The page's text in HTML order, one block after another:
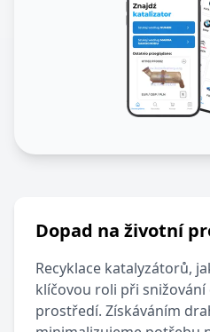
Dopad na životní
Recyklace katalyzátorů,
klíčovou roli při
prostředí. Získáváním